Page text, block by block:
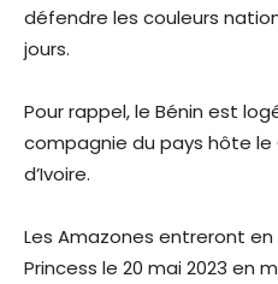
défendre les couleurs
jours.
Pour rappel, le Bénin est
compagnie du pays hôte
d’Ivoire.
Les Amazones entreront
Princess le 20 mai 2023 en